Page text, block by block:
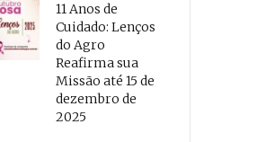
11 Anos de
Cuidado: Lenços
do Agro
Reafirma sua
Missão até 15 de
dezembro de
2025